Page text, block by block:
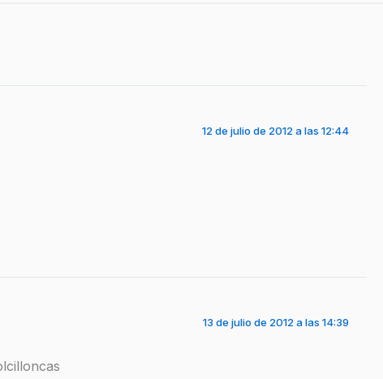
12 de julio de 2012 a las 12:44
13 de julio de 2012 a las 14:39